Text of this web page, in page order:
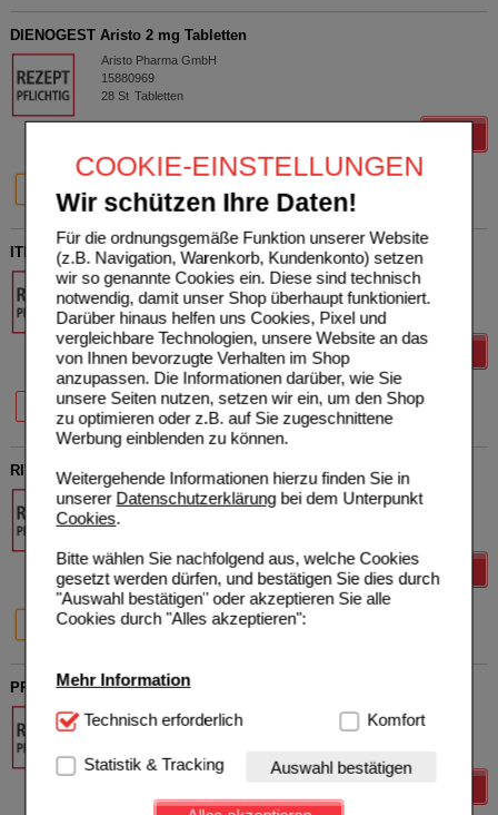
COOKIE-EINSTELLUNGEN
Wir schützen Ihre Daten!
Für die ordnungsgemäße Funktion unserer Website
(z.B. Navigation, Warenkorb, Kundenkonto) setzen
wir so genannte Cookies ein. Diese sind technisch
notwendig, damit unser Shop überhaupt funktioniert.
Darüber hinaus helfen uns Cookies, Pixel und
vergleichbare Technologien, unsere Website an das
von Ihnen bevorzugte Verhalten im Shop
anzupassen. Die Informationen darüber, wie Sie
unsere Seiten nutzen, setzen wir ein, um den Shop
zu optimieren oder z.B. auf Sie zugeschnittene
Werbung einblenden zu können.
Weitergehende Informationen hierzu finden Sie in
unserer Datenschutzerklärungbei dem Unterpunkt
Cookies.
Bitte wählen Sie nachfolgend aus, welche Cookies
gesetzt werden dürfen, und bestätigen Sie dies durch
"Auswahl bestätigen" oder akzeptieren Sie alle
Cookies durch "Alles akzeptieren":
Mehr Information
Technisch Notwendig:Hierbei handelt es sich um
Website notwendig sind (z.B. Navigation, Warenkorb,
Kundenkonto), weshalb auf diese nicht verzichtet
werden kann.
Technisch erforderlich Komfort
Statistik & Tracking Auswahl bestätigen
DIENOGEST Aristo 2 mg Tabletten
Aristo Pharma GmbH
15880969
28 St Tabletten
ITRACONAZOL Aristo 100 mg Hartkapseln
Aristo Pharma GmbH
09438206
28 St Hartkapseln
14 St 28 St
RIVAROXABAN Aristo 20 mg Filmtabletten
Aristo Pharma GmbH
19159588
28
28 St 98 St
PRUCALOPRID Aristo 1 mg Filmtabletten
Aristo Pharma GmbH
18260486